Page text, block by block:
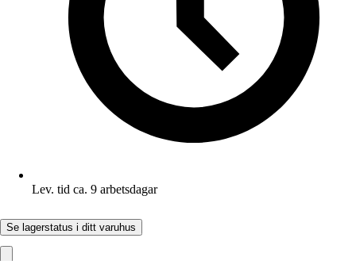
Lev. tid ca. 9 arbetsdagar
Se lagerstatus i ditt varuhus